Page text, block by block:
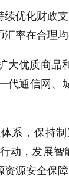
优化财政
率在合理
大优质商
代通信网
系，保持
动，发展
源安全保